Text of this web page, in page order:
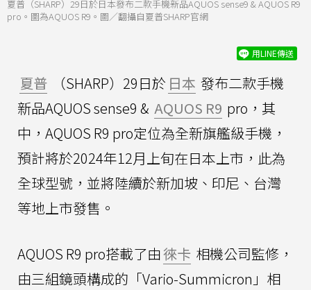
夏普（SHARP）29日於日本發布二款手機新品AQUOS sense9 & AQUOS R9
pro。圖為AQUOS R9。圖／翻攝自夏普SHARP官網
用LINE傳送
夏普 （SHARP）29日於 日本 發布二款手機
新品AQUOS sense9 & AQUOS R9 pro，其
中，AQUOS R9 pro定位為全新旗艦級手機，
預計將於2024年12月上旬在日本上市，此為
全球型號，並將陸續於新加坡、印尼、台灣
等地上市發售。
AQUOS R9 pro搭載了由徠卡 相機公司監修，
由三組鏡頭構成的「Vario-Summicron」相